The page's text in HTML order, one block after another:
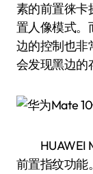
素的前置徕
置人像模式。
边的控制也非
会发现黑边的
HUAWEI
前置指纹功能